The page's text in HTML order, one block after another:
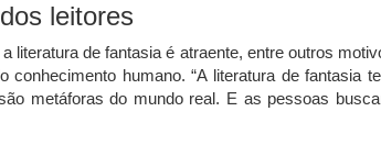
leitores
literatura de fantasia é atraente, entre outros
conhecimento humano. “A literatura de fantasia
metáforas do mundo real. E as pessoas